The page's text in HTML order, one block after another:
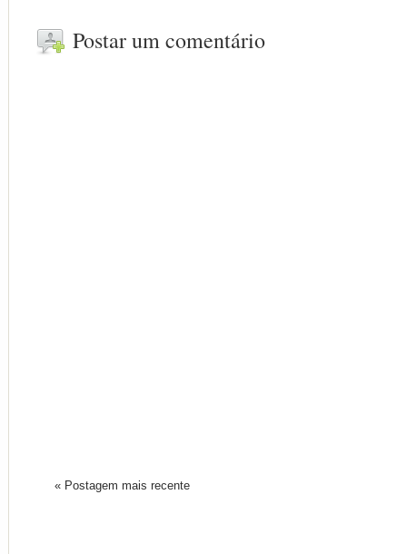
Postar um comentário
« Postagem mais recente